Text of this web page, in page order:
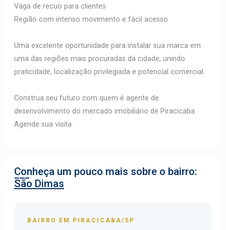
Vaga de recuo para clientes
Região com intenso movimento e fácil acesso
Uma excelente oportunidade para instalar sua marca em
uma das regiões mais procuradas da cidade, unindo
praticidade, localização privilegiada e potencial comercial.
Construa seu futuro com quem é agente de
desenvolvimento do mercado imobiliário de Piracicaba.
Agende sua visita.
Conheça um pouco mais sobre o bairro:
São Dimas
BAIRRO EM PIRACICABA/SP